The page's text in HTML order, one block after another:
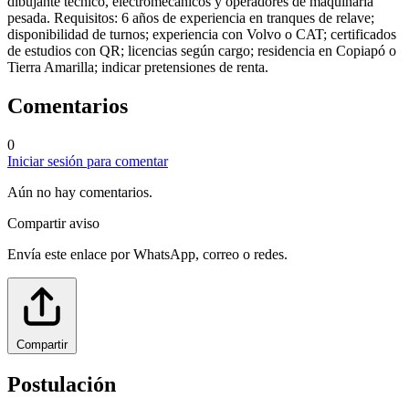
pesada. Requisitos: 6 años de experiencia en tranques de relave;
disponibilidad de turnos; experiencia con Volvo o CAT; certificados
de estudios con QR; licencias según cargo; residencia en Copiapó o
Tierra Amarilla; indicar pretensiones de renta.
Comentarios
0
Iniciar sesión para comentar
Aún no hay comentarios.
Compartir aviso
Envía este enlace por WhatsApp, correo o redes.
Compartir
Postulación